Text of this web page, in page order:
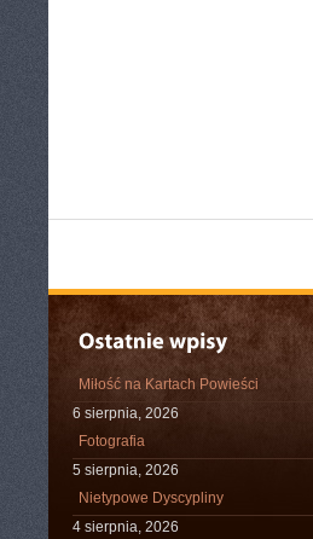
Miłość na Kartach Powieści
6 sierpnia, 2026
Fotografia
5 sierpnia, 2026
Nietypowe Dyscypliny
4 sierpnia, 2026